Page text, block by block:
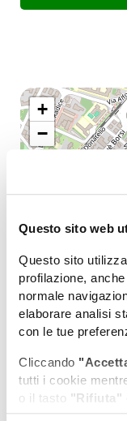
Questo sito web
Questo sito
profilazione,
normale
elaborare analisi
con le tue
Cliccando
tutti i cookie
o il tasto "Rifiuta"
+
−